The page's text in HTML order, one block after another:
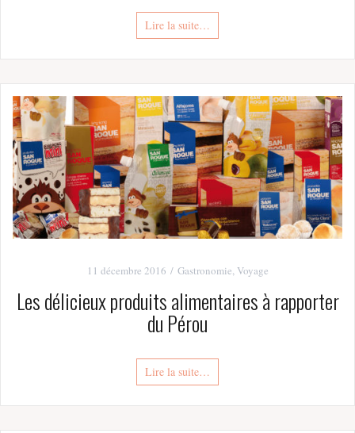
Lire la suite…
11 décembre 2016 Gastronomie,Voyage
Les délicieux produits alimentaires à rapporter
du Pérou
Lire la suite…